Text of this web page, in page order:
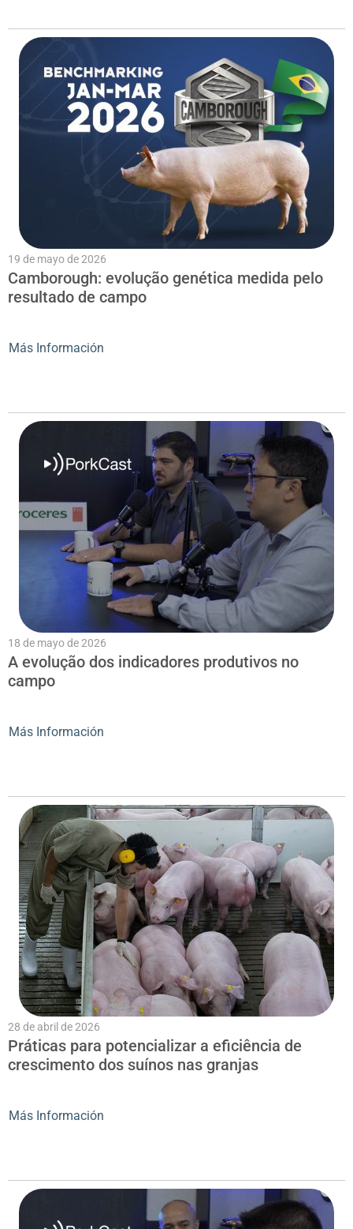
19 de mayo de 2026
Camborough: evolução genética medida pelo
resultado de campo
Más Información
18 de mayo de 2026
A evolução dos indicadores produtivos no
campo
Más Información
28 de abril de 2026
Práticas para potencializar a eficiência de
crescimento dos suínos nas granjas
Más Información